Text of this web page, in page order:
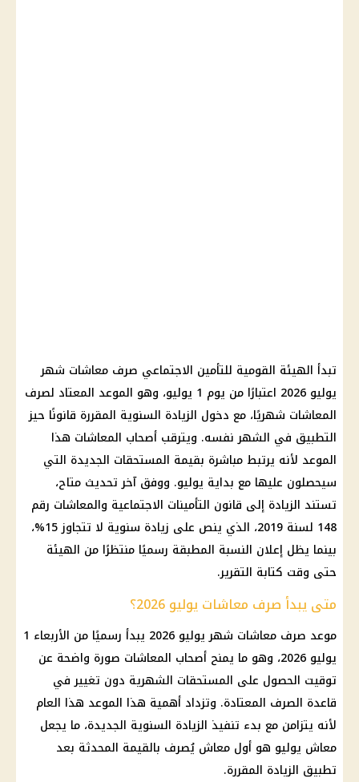
تبدأ الهيئة القومية للتأمين الاجتماعي صرف معاشات شهر
يوليو 2026 اعتبارًا من يوم 1 يوليو، وهو الموعد المعتاد لصرف
المعاشات شهريًا، مع دخول الزيادة السنوية المقررة قانونًا حيز
التطبيق في الشهر نفسه. ويترقب أصحاب المعاشات هذا
الموعد لأنه يرتبط مباشرة بقيمة المستحقات الجديدة التي
سيحصلون عليها مع بداية يوليو. ووفق آخر تحديث متاح،
تستند الزيادة إلى قانون التأمينات الاجتماعية والمعاشات رقم
148 لسنة 2019، الذي ينص على زيادة سنوية لا تتجاوز 15%،
بينما يظل إعلان النسبة المطبقة رسميًا منتظرًا من الهيئة
حتى وقت كتابة التقرير.
متى يبدأ صرف معاشات يوليو 2026؟
موعد صرف معاشات شهر يوليو 2026 يبدأ رسميًا من الأربعاء 1
يوليو 2026، وهو ما يمنح أصحاب المعاشات صورة واضحة عن
توقيت الحصول على المستحقات الشهرية دون تغيير في
قاعدة الصرف المعتادة. وتزداد أهمية هذا الموعد هذا العام
لأنه يتزامن مع بدء تنفيذ الزيادة السنوية الجديدة، ما يجعل
معاش يوليو هو أول معاش يُصرف بالقيمة المحدثة بعد
تطبيق الزيادة المقررة.